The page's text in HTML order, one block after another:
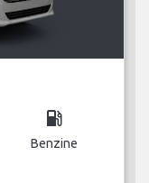
local_gas_station
Benzine